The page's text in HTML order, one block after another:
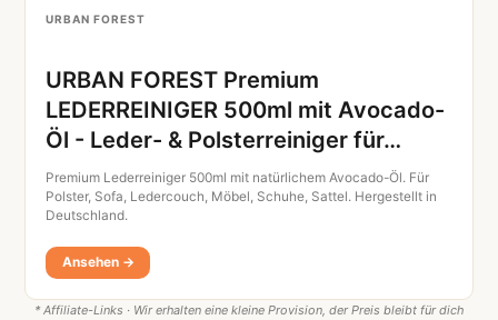
URBAN FOREST
URBAN FOREST Premium
LEDERREINIGER 500ml mit Avocado-
Öl - Leder- & Polsterreiniger für…
Premium Lederreiniger 500ml mit natürlichem Avocado-Öl. Für
Polster, Sofa, Ledercouch, Möbel, Schuhe, Sattel. Hergestellt in
Deutschland.
Ansehen →
* Affiliate-Links · Wir erhalten eine kleine Provision, der Preis bleibt für dich